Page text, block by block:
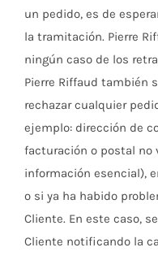
un pedido, es de
la tramitación. Pierre
ningún caso de los
Pierre Riffaud también
rechazar cualquier
ejemplo: dirección de
facturación o postal no
información esencial),
o si ya ha habido
Cliente. En este caso,
Cliente notificando la